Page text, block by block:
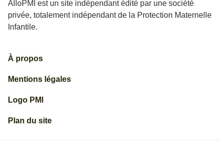
AlloPMI est un site indépendant édité par une société
privée, totalement indépendant de la Protection Maternelle
Infantile.
À propos
Mentions légales
Logo PMI
Plan du site